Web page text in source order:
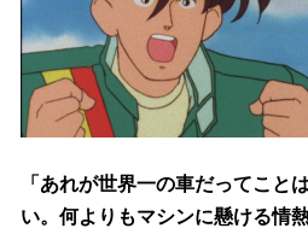
「あれが世界一の車だってこ
い。何よりもマシンに懸ける情